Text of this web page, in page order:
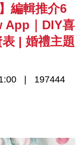
編輯推介6
App｜DIY喜
| 婚禮主題
197444